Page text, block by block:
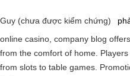
Guy (chưa được kiểm chứng)
online casino, company blog
from the comfort of home.
from slots to table games.